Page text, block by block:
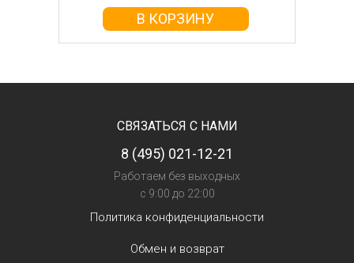
В КОРЗИНУ
СВЯЗАТЬСЯ С НАМИ
8 (495) 021-12-21
Работаем без выходных
с 9:00 до 22:00
Политика конфиденциальности
Обмен и возврат